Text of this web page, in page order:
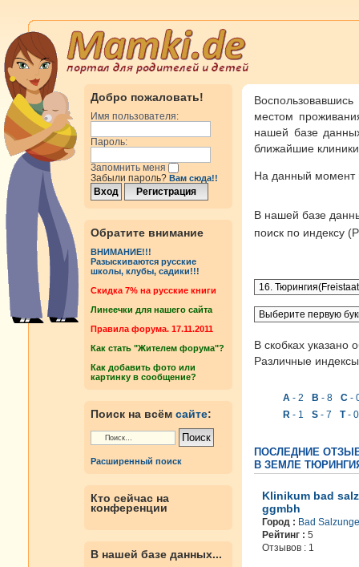
Добро пожаловать!
Имя пользователя:
Пароль:
Запомнить меня
Забыли пароль? Вам сюда!!
Обратите внимание
ВНИМАНИЕ!!!
Разыскиваются русские
школы, клубы, садики!!!
Cкидка 7% на русские книги
Линеечки для нашего сайта
Правила форума. 17.11.2011
Как стать "Жителем форума"?
Как добавить фото или
картинку в сообщение?
Поиск на всём сайте:
Расширенный поиск
Кто сейчас на
конференции
В нашей базе данных...
местом
нашей базе
ближайшие
На данный
В нашей базе
поиск по индексу
В скобках указано
Различные
A - 2 B - 8 C -
R - 1 S - 7 T- 0
ПОСЛЕДНИЕ
В ЗЕМЛЕ ТЮРИНГИЯ
Klinikum bad
ggmbh
Город : Bad
Рейтинг : 5
Отзывов : 1